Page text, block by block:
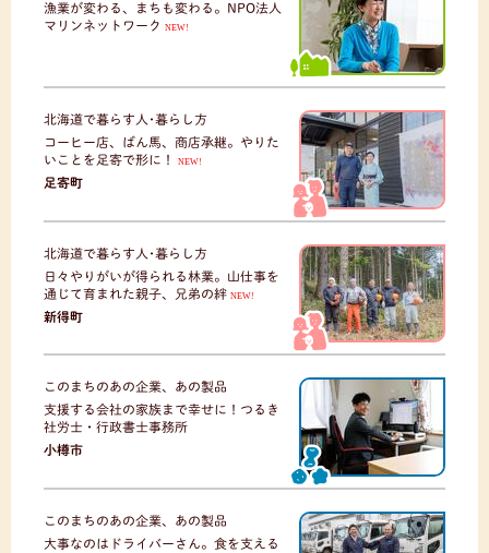
漁業が変わる、まちも変わる。NPO法人
マリンネットワーク
NEW!
北海道で暮らす人･暮らし方
コーヒー店、ばん馬、商店承継。やりた
いことを足寄で形に！
NEW!
足寄町
北海道で暮らす人･暮らし方
日々やりがいが得られる林業。山仕事を
通じて育まれた親子、兄弟の絆 NEW!
新得町
このまちのあの企業、あの製品
支援する会社の家族まで幸せに！つるき
社労士・行政書士事務所
小樽市
このまちのあの企業、あの製品
大事なのはドライバーさん。食を支える